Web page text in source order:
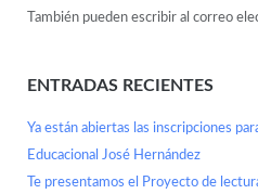
También pueden escribir al correo
ENTRADAS RECIENTES
Ya están abiertas las inscripciones
Educacional José Hernández
Te presentamos el Proyecto de